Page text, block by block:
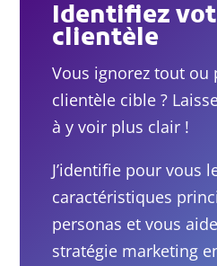
Identifiez
clientèle
Vous ignorez tout ou
clientèle cible ?
à y voir plus clair !
J’identifie pour vous
caractéristiques
personas et vous
stratégie marketing